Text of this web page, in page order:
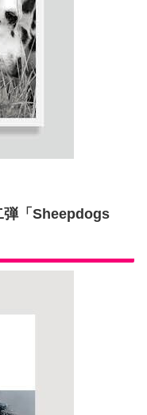
弾「Sheepdogs